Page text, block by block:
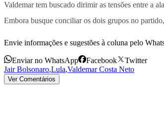
Valdemar tem buscado dirimir as tensões entre a
Embora busque conciliar os dois grupos no
Envie informações e sugestões à coluna pelo
Enviar no WhatsApp Facebook
Twitter
Jair Bolsonaro,Lula,Valdemar Costa Neto
Ver Comentários